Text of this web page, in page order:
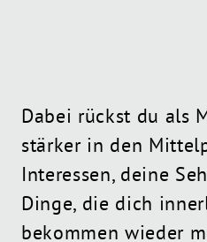
Dabei rückst du als
stärker in den
Interessen, deine
Dinge, die dich
bekommen wieder